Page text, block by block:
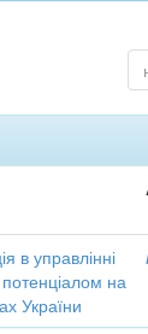
в управлінні
на
України